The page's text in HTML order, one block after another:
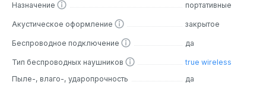
Назначение портативные
Акустическое оформление закрытое
Беспроводное подключение да
Тип беспроводных наушников
true wireless
Пыле-, влаго-, ударопрочность
да